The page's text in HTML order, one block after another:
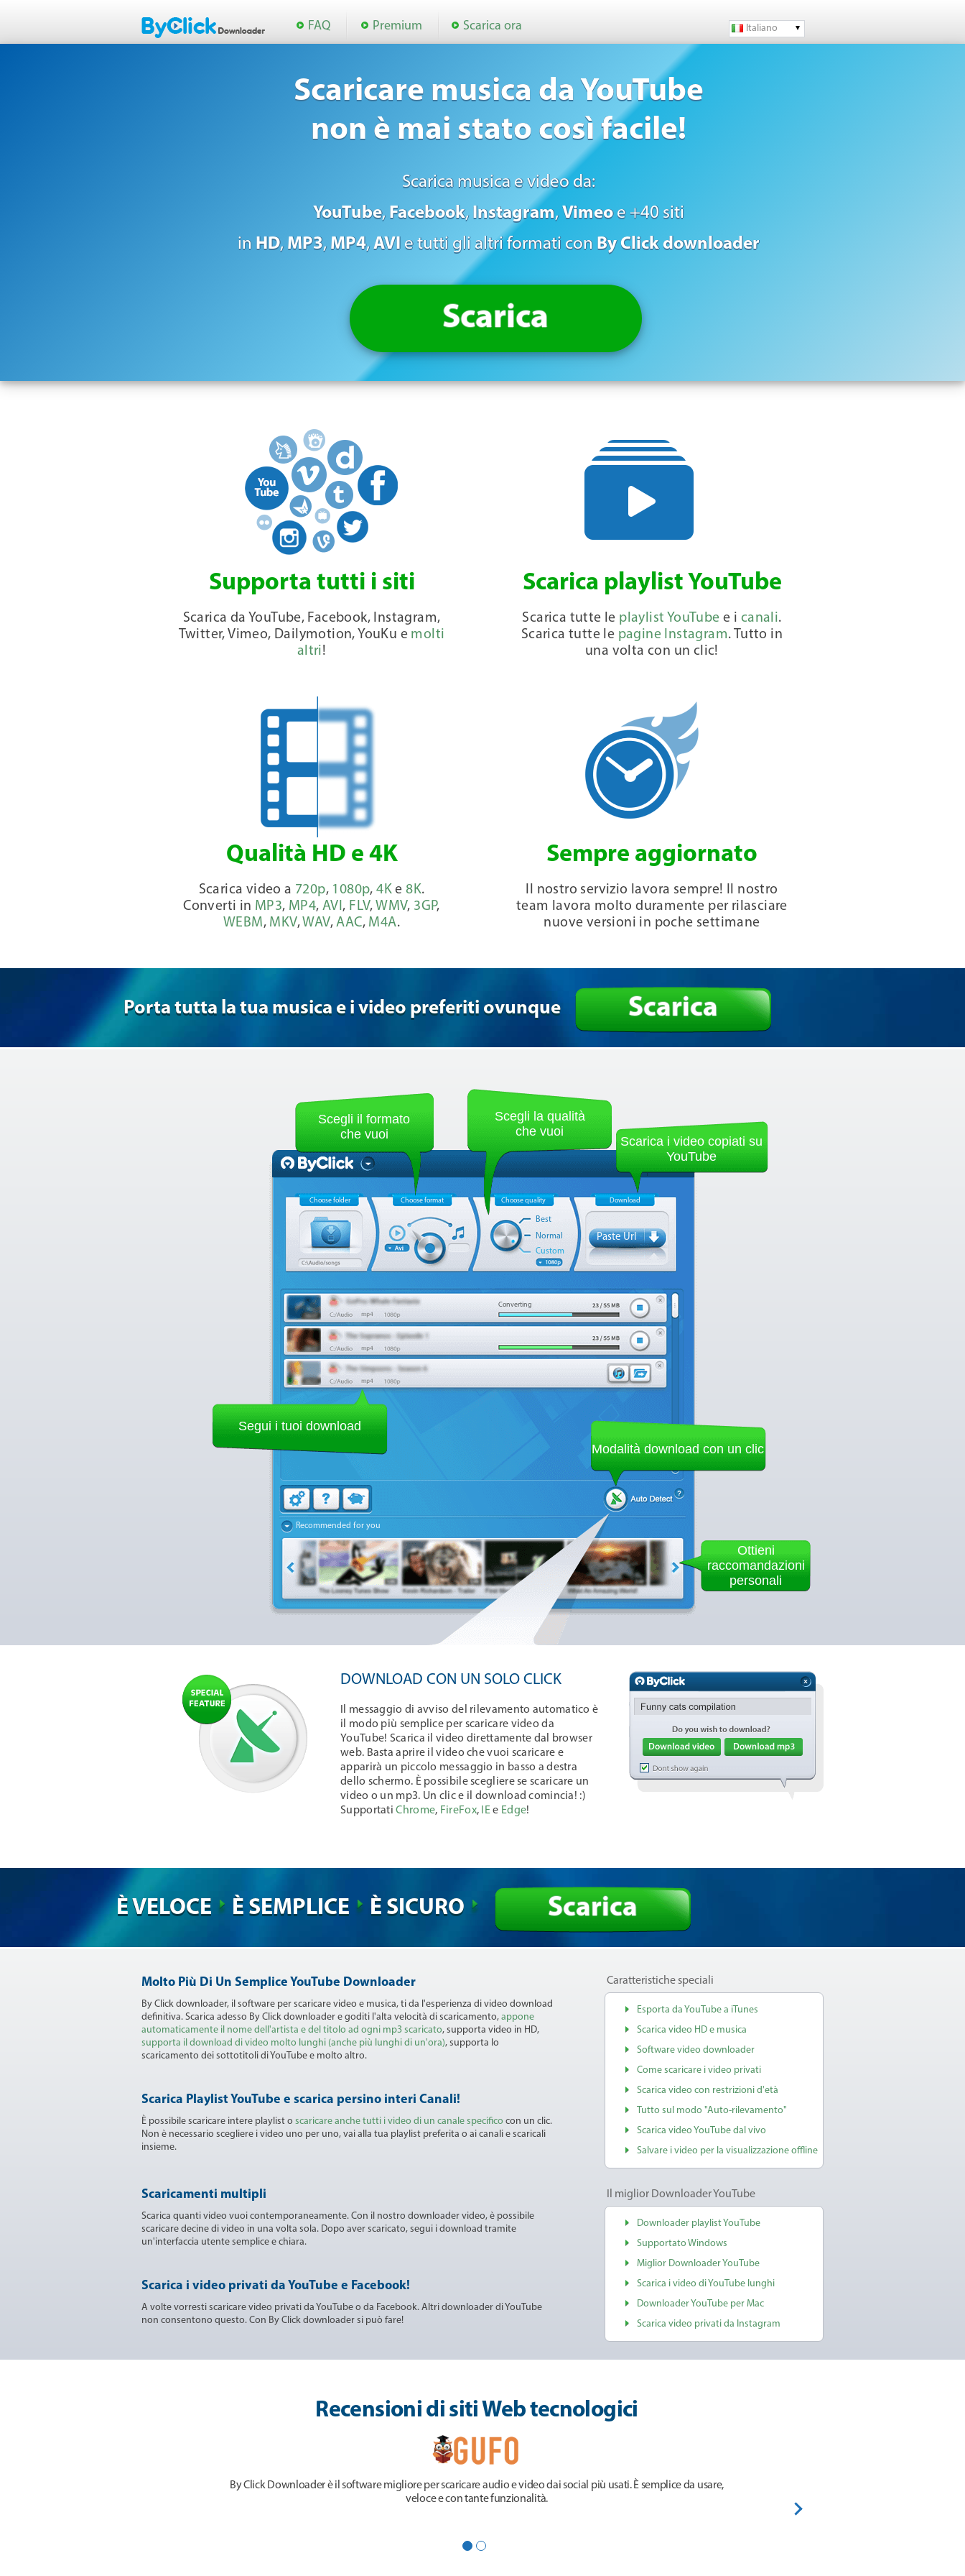
FAQ Premium Scarica ora Italiano
Scaricare musica da YouTube
non è mai stato così facile!
Scarica musica e video da:
YouTube, Facebook, Instagram, Vimeoe +40 siti
in HD, MP3, MP4, AVI e tutti gli altri formati con By Click downloader
Scarica
Supporta tutti i siti
Scarica da YouTube, Facebook, Instagram,
Twitter, Vimeo, Dailymotion, YouKu e molti
altri!
Scarica playlist YouTube
Scarica tutte le playlist YouTube e i canali.
Scarica tutte le pagine Instagram. Tutto in
una volta con un clic!
Qualità HD e 4K
Scarica video a 720p, 1080p,4K e8K.
Converti in MP3, MP4,AVI, FLV, WMV, 3GP,
WEBM, MKV, WAV,AAC, M4A.
Sempre aggiornato
Il nostro servizio lavora sempre! Il nostro
team lavora molto duramente per rilasciare
nuove versioni in poche settimane
Porta tutta la tua musica e i video preferiti ovunque Scarica
Scegli il formato
che vuoi
Choose folder Choose format Choose quality
Best
Normal
Custom
Converting
Download
Paste Url
Recommended for you
Scegli la qualità
che vuoi
Scarica i video copiati su
YouTube
Segui i tuoi download
Modalità download con un clic
Ottieni
raccomandazioni
personali
DOWNLOAD CON UN SOLO CLICK
Il messaggio di avviso del rilevamento automatico è
il modo più semplice per scaricare video da
YouTube! Scarica il video direttamente dal browser
web. Basta aprire il video che vuoi scaricare e
apparirà un piccolo messaggio in basso a destra
dello schermo. È possibile scegliere se scaricare un
video o un mp3. Un clic e il download comincia! :)
SupportatiChrome, FireFox, IEe Edge!
È VELOCE È SEMPLICE È SICURO Scarica
Molto Più Di Un Semplice YouTube Downloader
By Click downloader, il software per scaricare video e musica, ti da l'esperienza di video download
definitiva. Scarica adesso By Click downloader e goditi l'alta velocità di scaricamento, appone
automaticamente il nome dell'artista e del titolo ad ogni mp3 scaricato, supporta video in HD,
supporta il download di video molto lunghi (anche più lunghi di un'ora), supporta lo
scaricamento dei sottotitoli di YouTube e molto altro.
Scarica Playlist YouTube e scarica persino interi Canali!
È possibile scaricare intere playlist o scaricare anche tutti i video di un canale specifico con un clic.
Non è necessario scegliere i video uno per uno, vai alla tua playlist preferita o ai canali e scaricali
insieme.
Scaricamenti multipli
Scarica quanti video vuoi contemporaneamente. Con il nostro downloader video, è possibile
scaricare decine di video in una volta sola. Dopo aver scaricato, segui i download tramite
un'interfaccia utente semplice e chiara.
Scarica i video privati da YouTube e Facebook!
A volte vorresti scaricare video privati da YouTube o da Facebook. Altri downloader di YouTube
non consentono questo. Con By Click downloader si può fare!
Caratteristiche speciali
Esporta da YouTube a iTunes
Scarica video HD e musica
Software video downloader
Come scaricare i video privati
Scarica video con restrizioni d'età
Tutto sul modo "Auto-rilevamento"
Scarica video YouTube dal vivo
Salvare i video per la visualizzazione offline
Il miglior Downloader YouTube
Downloader playlist YouTube
Supportato Windows
Miglior Downloader YouTube
Scarica i video di YouTube lunghi
Downloader YouTube per Mac
Scarica video privati da Instagram
Recensioni di siti Web tecnologici
By Click Downloader è il software migliore per scaricare audio e video dai social più usati. È semplice da usare,
veloce e con tante funzionalità.